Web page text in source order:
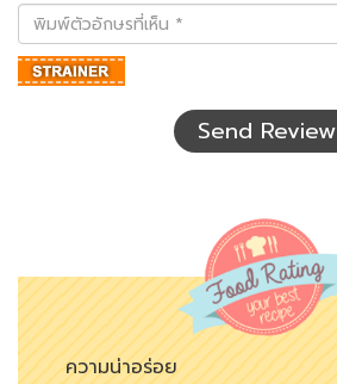
พิมพ์
ตัว
อักษร
ที่
Send Review
ความน่าอร่อย